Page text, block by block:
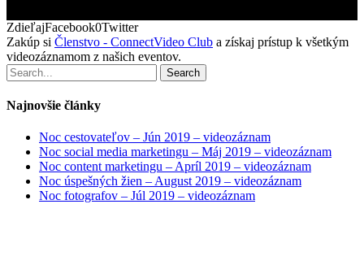
ZdieľajFacebook0Twitter
Zakúp si Členstvo - ConnectVideo Club a získaj prístup k všetkým
videozáznamom z našich eventov.
Search
Najnovšie články
Noc cestovateľov – Jún 2019 – videozáznam
Noc social media marketingu – Máj 2019 – videozáznam
Noc content marketingu – Apríl 2019 – videozáznam
Noc úspešných žien – August 2019 – videozáznam
Noc fotografov – Júl 2019 – videozáznam